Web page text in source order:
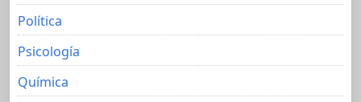
Política
Psicología
Química